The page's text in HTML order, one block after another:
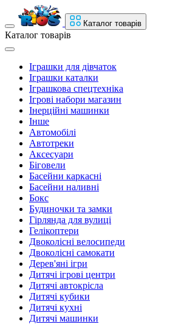
Каталог товарів
Каталог товарів
Іграшки для дівчаток
Іграшки каталки
Іграшкова спецтехніка
Ігрові набори магазин
Інерційні машинки
Інше
Автомобілі
Автотреки
Аксесуари
Біговели
Басейни каркасні
Басейни наливні
Бокс
Будиночки та замки
Гірлянда для вулиці
Гелікоптери
Двоколісні велосипеди
Двоколісні самокати
Дерев'яні ігри
Дитячі ігрові центри
Дитячі автокрісла
Дитячі кубики
Дитячі кухні
Дитячі машинки